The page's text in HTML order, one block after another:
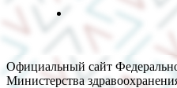
Официальный сайт
Министерства